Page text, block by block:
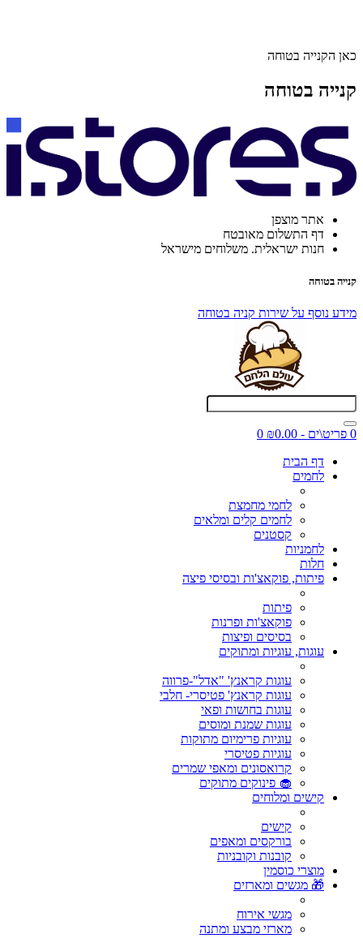
כאן הקנייה בטוחה
קנייה בטוחה
אתר מוצפן
דף התשלום מאובטח
חנות ישראלית. משלוחים מישראל
קנייה בטוחה
מידע נוסף על שירות קניה בטוחה
0 פריט\ים - ₪0.00
0
דף הבית
לחמים
לחמי מחמצת
לחמים קלים ומלאים
קסטנים
לחמניות
חלות
פיתות, פוקאצ'ות ובסיסי פיצה
פיתות
פוקאצ'ות ופרנות
בסיסים ופיצות
עוגות, עוגיות ומתוקים
עוגות קראנץ' "אדל"-פרווה
עוגות קראנץ' פטיסרי- חלבי
עוגות בחושות ופאי
עוגות שמנת ומוסים
עוגיות פרימיום מתוקות
עוגיות פטיסרי
קרואסונים ומאפי שמרים
🧁 פינוקים מתוקים
קישים ומלוחים
קישים
בורקסים ומאפים
קובנות וקובניות
מוצרי כוסמין
🎁 מגשים ומארזים
מגשי אירוח
מארזי מבצע ומתנה